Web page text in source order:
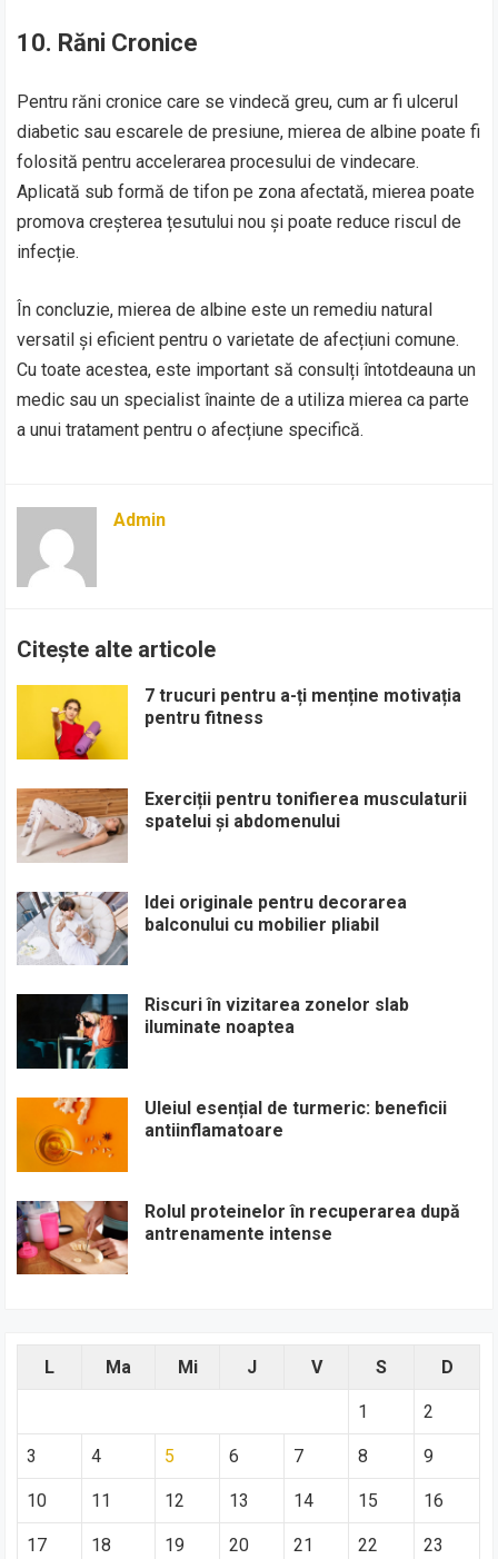
10. Răni Cronice
Pentru răni cronice care se vindecă greu, cum ar fi ulcerul
diabetic sau escarele de presiune, mierea de albine poate fi
folosită pentru accelerarea procesului de vindecare.
Aplicată sub formă de tifon pe zona afectată, mierea poate
promova creșterea țesutului nou și poate reduce riscul de
infecție.
În concluzie, mierea de albine este un remediu natural
versatil și eficient pentru o varietate de afecțiuni comune.
Cu toate acestea, este important să consulți întotdeauna un
medic sau un specialist înainte de a utiliza mierea ca parte
a unui tratament pentru o afecțiune specifică.
Admin
Citește alte articole
7 trucuri pentru a-ți menține motivația
pentru fitness
Exerciții pentru tonifierea musculaturii
spatelui și abdomenului
Idei originale pentru decorarea
balconului cu mobilier pliabil
Riscuri în vizitarea zonelor slab
iluminate noaptea
Uleiul esențial de turmeric: beneficii
antiinflamatoare
Rolul proteinelor în recuperarea după
antrenamente intense
L Ma Mi J V S D
1 2
3 4 5 6 7 8 9
10 11 12 13 14 15 16
17 18 19 20 21 22 23